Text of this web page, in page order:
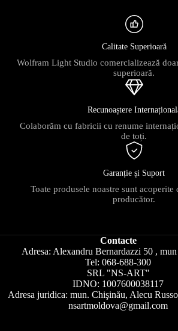
Calitate Superioară
Wolfram Light Studio comercializează
superioară.
Recunoaștere
Colaborăm cu fabricii cu renume
de toți.
Garanție și Suport
Toate produsele noastre sunt acoperite
producător.
Contacte
Adresa: Alexandru Bernardazzi 50 ,
Tel: 068-688-300
SRL "NS-ART"
IDNO: 1007600038117
Adresa juridica: mun. Chişinău, Alecu
nsartmoldova@gmail.com